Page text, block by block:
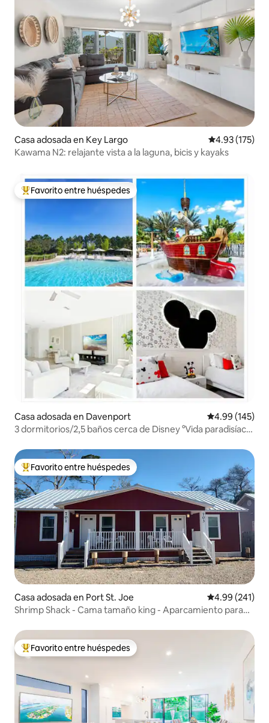
Casa adosada en Key Largo Calificación
4.93 (175)
Kawama N2: relajante vista a la laguna, bicis y kayaks
Favorito entre huéspedes preferido
Favorito entre huéspedes
Casa adosada en Davenport Calificación
4.99 (145)
3 dormitorios/2,5 baños cerca de Disney °Vida paradisíaca
Favorito entre huéspedes preferido
Favorito entre huéspedes
Casa adosada en Port St. Joe Calificación
4.99 (241)
Shrimp Shack - Cama tamaño king - Aparcamiento para
Favorito entre huéspedes preferido
Favorito entre huéspedes